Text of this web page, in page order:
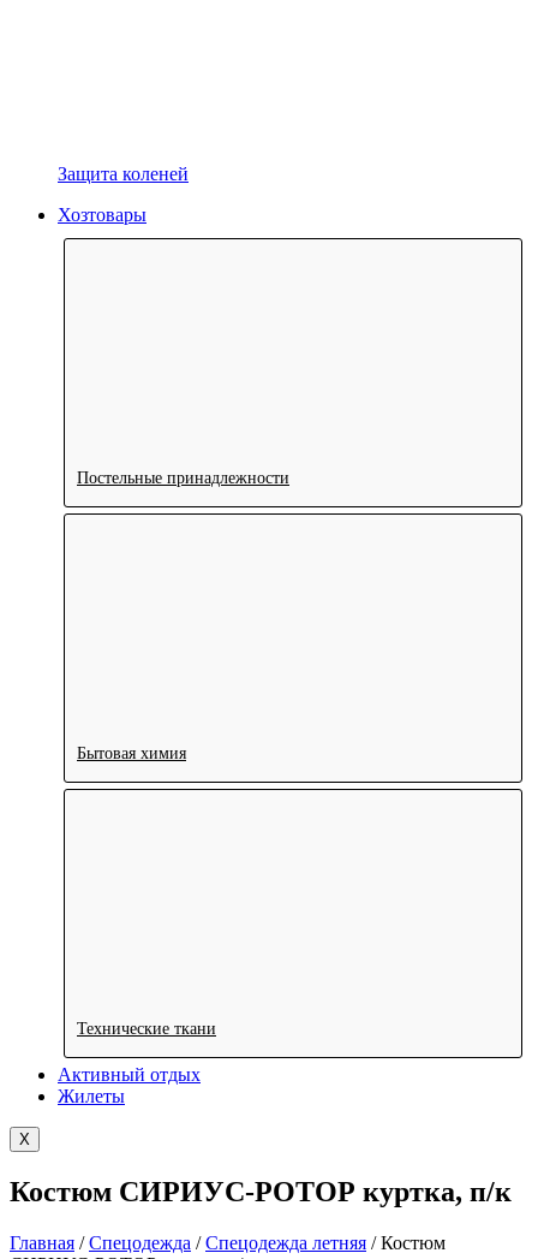
Защита коленей
Хозтовары
Постельные принадлежности
Бытовая химия
Технические ткани
Активный отдых
Жилеты
X
Костюм СИРИУС-РОТОР куртка, п/к
Главная /Спецодежда /Спецодежда летняя / Костюм